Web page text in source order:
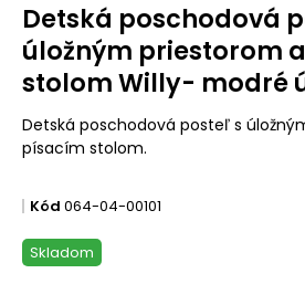
Detská poschodová
úložným priestorom
stolom Willy- modré
Detská poschodová posteľ s
písacím stolom.
Kód 064-04-00101
Skladom